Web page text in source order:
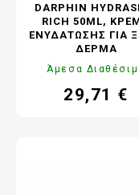
DARPHIN
RICH 50ML,
ΕΝΥΔΆΤΩΣΗΣ ΓΙΑ
ΔΈΡΜΑ
Άμεσα
Τιμή
29,71 €